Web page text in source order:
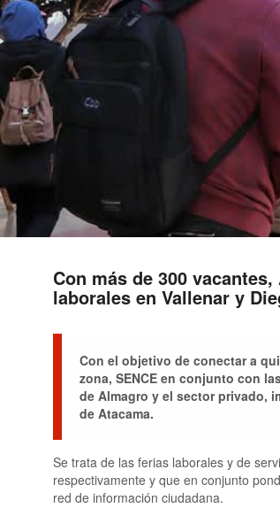
Con más de 300
laborales en Vallenar y
Con el objetivo de conectar a
zona, SENCE en conjunto con
de Almagro y el sector privado,
de Atacama.
Se trata de las ferias laborales y de
respectivamente y que en conjunto
red de información ciudadana.